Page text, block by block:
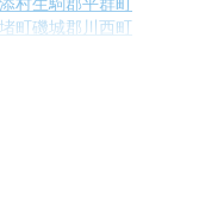
町磯城郡川西町
野町